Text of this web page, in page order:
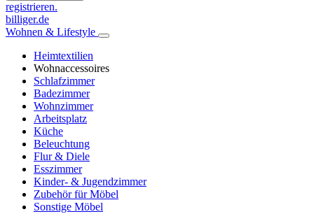
registrieren.
billiger.de
Wohnen & Lifestyle
Heimtextilien
Wohnaccessoires
Schlafzimmer
Badezimmer
Wohnzimmer
Arbeitsplatz
Küche
Beleuchtung
Flur & Diele
Esszimmer
Kinder- & Jugendzimmer
Zubehör für Möbel
Sonstige Möbel